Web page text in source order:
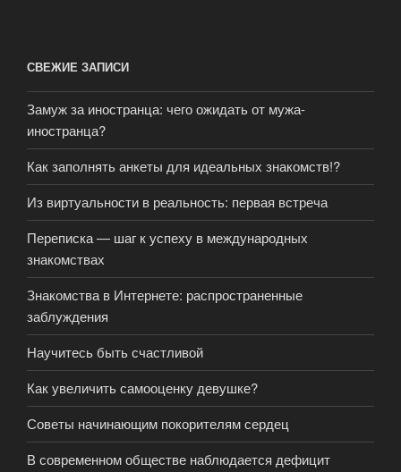
СВЕЖИЕ ЗАПИСИ
Замуж за иностранца: чего ожидать от мужа-
иностранца?
Как заполнять анкеты для идеальных знакомств!?
Из виртуальности в реальность: первая встреча
Переписка — шаг к успеху в международных
знакомствах
Знакомства в Интернете: распространенные
заблуждения
Научитесь быть счастливой
Как увеличить самооценку девушке?
Советы начинающим покорителям сердец
В современном обществе наблюдается дефицит